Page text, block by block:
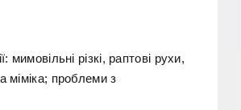
різкі, раптові рухи,
міміка; проблеми з